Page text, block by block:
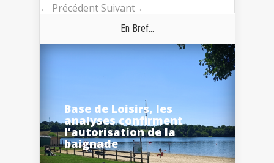
← Précédent Suivant ←
En Bref...
Base de Loisirs, les
analyses confirment
l’autorisation de la
baignade